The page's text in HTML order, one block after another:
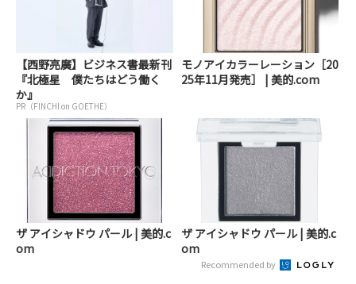
【西野亮廣】ビジネス書最新刊
『北極星 僕たちはどう働く
か』
PR（FINCHI on GOETHE）
モノアイカラーレーション［20
25年11月発売］ | 美的.com
ザ アイシャドウ パール | 美的.c
om
ザ アイシャドウ パール | 美的.c
om
Recommended by